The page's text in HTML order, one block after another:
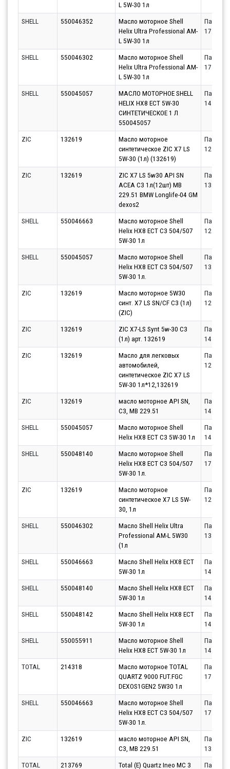
L 5W-30 1л
SHELL 550046352
Масло моторное Shell
Helix Ultra Professional AM-
L 5W-30 1л
Партнёр
SHELL 550046302
Масло моторное Shell
Helix Ultra Professional AM-
L 5W-30 1л
Партнёр
SHELL 550045057
МАСЛО МОТОРНОЕ SHELL
HELIX HX8 ECT 5W-30
СИНТЕТИЧЕСКОЕ 1 Л
550045057
Партнёр
ZIC 132619
Масло моторное
синтетическое ZIC X7 LS
5W-30 (1л) (132619)
Партнёр
ZIC 132619
ZIC X7 LS 5w30 API SN
ACEA C3 1л(12шт) MB
229.51 BMW Longlife-04 GM
dexos2
Партнёр
SHELL 550046663
Масло моторное Shell
Helix HX8 ECT C3 504/507
5W-30 1л
Партнёр
SHELL 550045057
Масло моторное Shell
Helix HX8 ECT C3 504/507
5W-30 1л.
Партнёр
ZIC 132619
Масло моторное 5W30
синт. X7 LS SN/CF C3 (1л)
(ZIC)
Партнёр
ZIC 132619
ZIC X7-LS Synt 5w-30 С3
(1л) арт. 132619
Партнёр
ZIC
132619
Масло для легковых
автомобилей,
синтетическое ZIC X7 LS
5W-30 1л*12,132619
Партнёр
ZIC 132619
масло моторное API SN,
C3, MB 229.51
Партнёр
SHELL
550045057
Масло моторное Shell
Helix HX8 ECT C3 5W-30 1л
Партнёр
SHELL
550048140
Масло моторное Shell
Helix HX8 ECT C3 504/507
5W-30 1л.
Партнёр
ZIC 132619
Масло моторное
синтетическое X7 LS 5W-
30, 1л
Партнёр
SHELL 550046302
Масло Shell Helix Ultra
Professional AM-L 5W30
(1л
Партнёр
SHELL 550046663
Масло Shell Helix HX8 ECT
5W-30 1л
Партнёр
SHELL
550048140
Масло Shell Helix HX8 ECT
5W-30 1л
Партнёр
SHELL
550048142
Масло Shell Helix HX8 ECT
5W-30 1л
Партнёр
SHELL
550055911
Масло моторное Shell
Helix HX8 ECT 5W-30 1л
Партнёр
TOTAL
214318
Масло моторное TOTAL
QUARTZ 9000 FUT.FGC
DEXOS1GEN2 5W30 1л
Партнёр
SHELL 550046663
Масло моторное Shell
Helix HX8 ECT C3 504/507
5W-30 1л.
Партнёр
ZIC 132619
масло моторное API SN,
C3, MB 229.51
Партнёр
TOTAL
213769 Total (E) Quartz Ineo MC 3 Партнёр